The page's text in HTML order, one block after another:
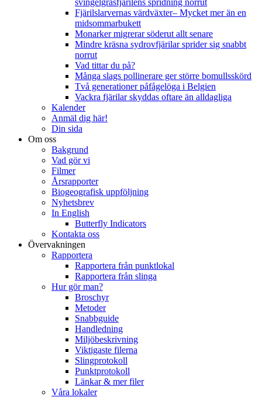
Fjärilslarvernas värdväxter– Mycket mer än en
midsommarbukett
Monarker migrerar söderut allt senare
Mindre kräsna sydrovfjärilar sprider sig snabbt
norrut
Vad tittar du på?
Många slags pollinerare ger större bomullsskörd
Två generationer påfågelöga i Belgien
Vackra fjärilar skyddas oftare än alldagliga
Kalender
Anmäl dig här!
Din sida
Om oss
Bakgrund
Vad gör vi
Filmer
Årsrapporter
Biogeografisk uppföljning
Nyhetsbrev
In English
Butterfly Indicators
Kontakta oss
Övervakningen
Rapportera
Rapportera från punktlokal
Rapportera från slinga
Hur gör man?
Broschyr
Metoder
Snabbguide
Handledning
Miljöbeskrivning
Viktigaste filerna
Slingprotokoll
Punktprotokoll
Länkar & mer filer
Våra lokaler